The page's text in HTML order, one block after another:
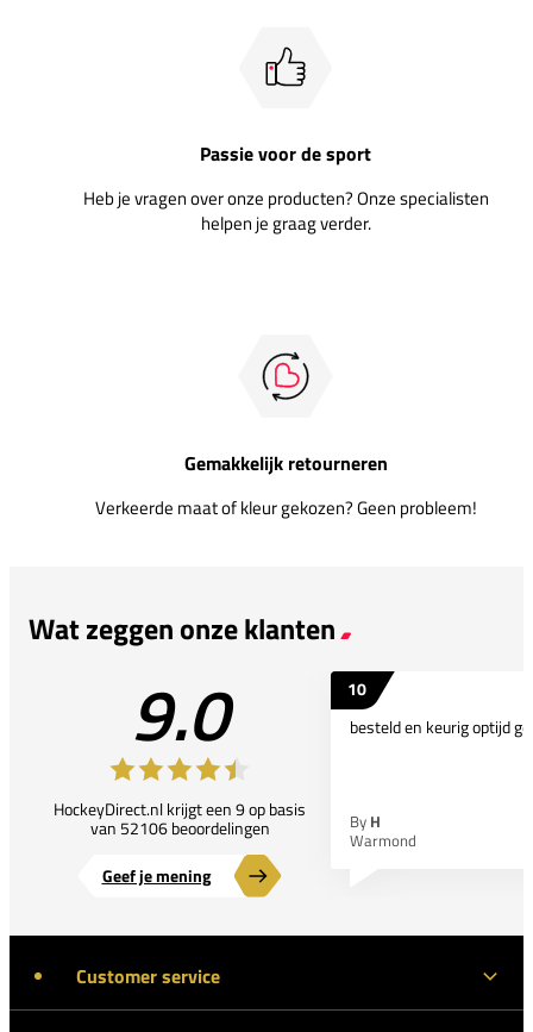
Passie voor de sport
Heb je vragen over onze producten? Onze specialisten
helpen je graag verder.
Gemakkelijk retourneren
Verkeerde maat of kleur gekozen? Geen probleem!
Wat zeggen onze klanten
9.0
HockeyDirect.nl krijgt een 9 op basis
van 52106 beoordelingen
Geef je mening
10
besteld en keurig optijd
By H
Warmond
Customer service